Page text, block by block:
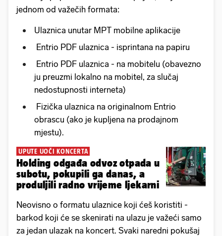
jednom od važečih formata:
Ulaznica unutar MPT mobilne aplikacije
Entrio PDF ulaznica - isprintana na papiru
Entrio PDF ulaznica - na mobitelu (obavezno
ju preuzmi lokalno na mobitel, za slučaj
nedostupnosti interneta)
Fizička ulaznica na originalnom Entrio
obrascu (ako je kupljena na prodajnom
mjestu).
UPUTE UOČI KONCERTA
Holding odgađa odvoz otpada u
subotu, pokupili ga danas, a
produljili radno vrijeme ljekarni
Neovisno o formatu ulaznice koji ćeš koristiti -
barkod koji će se skenirati na ulazu je važeći samo
za jedan ulazak na koncert. Svaki naredni pokušaj